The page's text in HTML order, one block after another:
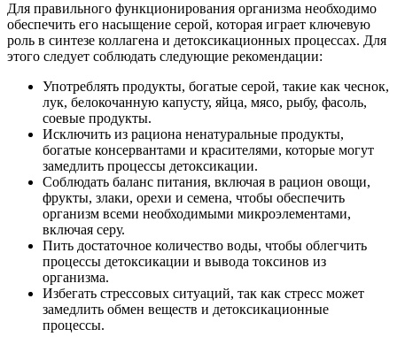
Для правильного функционирования организма необходимо
обеспечить его насыщение серой, которая играет ключевую
роль в синтезе коллагена и детоксикационных процессах. Для
этого следует соблюдать следующие рекомендации:
Употреблять продукты, богатые серой, такие как чеснок,
лук, белокочанную капусту, яйца, мясо, рыбу, фасоль,
соевые продукты.
Исключить из рациона ненатуральные продукты,
богатые консервантами и красителями, которые могут
замедлить процессы детоксикации.
Соблюдать баланс питания, включая в рацион овощи,
фрукты, злаки, орехи и семена, чтобы обеспечить
организм всеми необходимыми микроэлементами,
включая серу.
Пить достаточное количество воды, чтобы облегчить
процессы детоксикации и вывода токсинов из
организма.
Избегать стрессовых ситуаций, так как стресс может
замедлить обмен веществ и детоксикационные
процессы.